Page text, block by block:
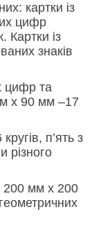
картки із
цифр
Картки із
знаків
цифр та
х 90 мм –17
п’ять з
різного
200 мм х 200